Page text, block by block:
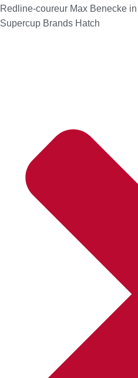
Redline-coureur Max Benecke
Supercup Brands Hatch